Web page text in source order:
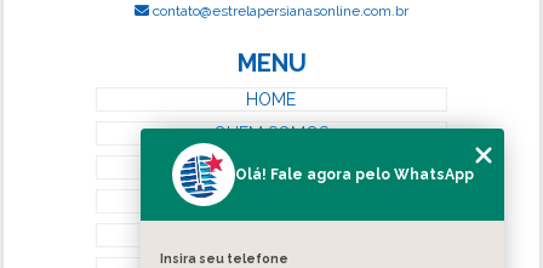
contato@estrelapersianasonline.com.br
MENU
HOME
QUEM SOMOS
SERVIÇOS
Olá! Fale agora pelo WhatsApp
Insira seu telefone